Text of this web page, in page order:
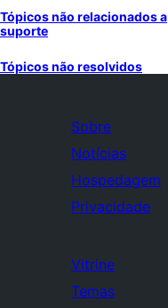
Tópicos não relacionados a
suporte
Tópicos não resolvidos
Sobre
Notícias
Hospedagem
Privacidade
Vitrine
Temas